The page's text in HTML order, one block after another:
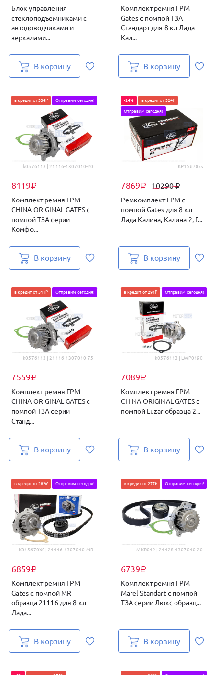
Блок управления
стеклоподъемниками с
автодоводчиками и
зеркалами...
В корзину
Комплект ремня ГРМ
Gates с помпой ТЗА
Стандарт для 8 кл Лада
Кал...
В корзину
k0576113 | 21116-1307010-20
8119₽
в кредит от 334₽ Отправим сегодня!
Комплект ремня ГРМ
CHINA ORIGINAL GATES с
помпой ТЗА серии
Комфо...
В корзину
KP15670xs
7869₽ 10290₽
-24% в кредит от 324₽
Отправим сегодня!
Ремкомплект ГРМ с
помпой Gates для 8 кл
Лада Калина, Калина 2, Г...
В корзину
k0576113 | 21116-1307010-75
7559₽
в кредит от 311₽ Отправим сегодня!
Комплект ремня ГРМ
CHINA ORIGINAL GATES с
помпой ТЗА серии
Станд...
В корзину
k0576113 | LWP0190
7089₽
в кредит от 291₽ Отправим сегодня!
Комплект ремня ГРМ
CHINA ORIGINAL GATES с
помпой Luzar образца 2...
В корзину
K015670XS | 21116-1307010-MR
6859₽
в кредит от 282₽ Отправим сегодня!
Комплект ремня ГРМ
Gates с помпой MR
образца 21116 для 8 кл
Лада...
В корзину
MKR012 | 21128-1307010-20
6739₽
в кредит от 277₽ Отправим сегодня!
Комплект ремня ГРМ
Marel Standart с помпой
ТЗА серии Люкс образц...
В корзину